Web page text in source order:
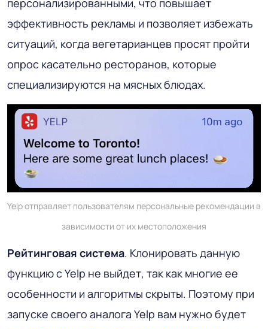
эффективность рекламы и позволяет избежать
ситуаций, когда вегетарианцев просят пройти
опрос касательно ресторанов, которые
специализируются на мясных блюдах.
Yelp отправляет пользователям персональные рекомендации в
зависимости от их местоположения
Рейтинговая система. Клонировать данную
функцию с Yelp не выйдет, так как многие ее
особенности и алгоритмы скрыты. Поэтому при
запуске своего аналога Yelp вам нужно будет